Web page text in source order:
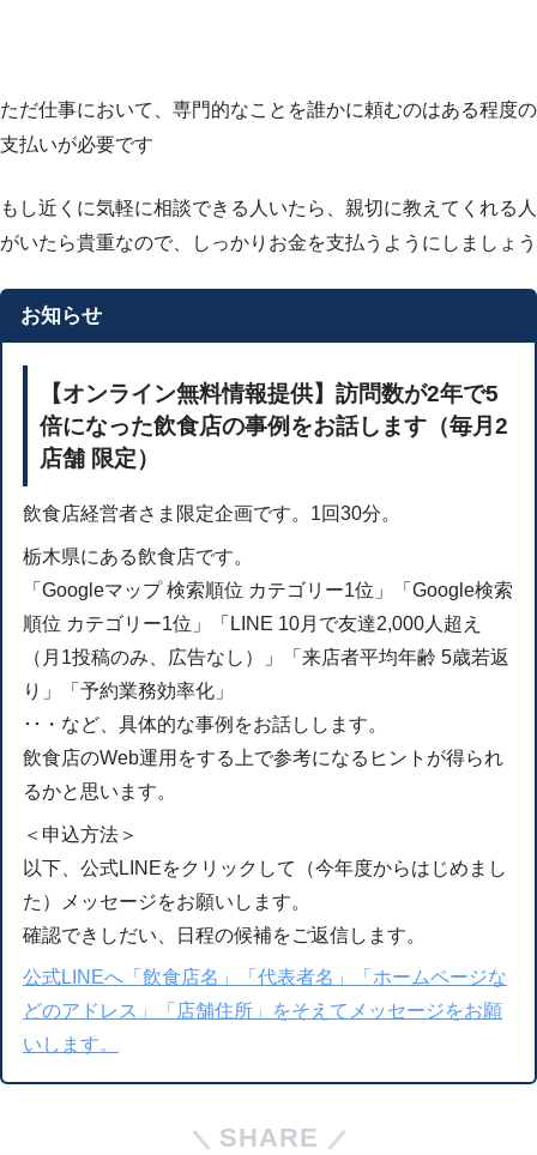
ただ仕事において、専門的なことを誰かに頼むのはある程度の
支払いが必要です
もし近くに気軽に相談できる人いたら、親切に教えてくれる人
がいたら貴重なので、しっかりお金を支払うようにしましょう
お知らせ
【オンライン無料情報提供】訪問数が2年で5
倍になった飲食店の事例をお話します（毎月2
店舗 限定）
飲食店経営者さま限定企画です。1回30分。
栃木県にある飲食店です。
「Googleマップ 検索順位 カテゴリー1位」「Google検索
順位 カテゴリー1位」「LINE 10月で友達2,000人超え
（月1投稿のみ、広告なし）」「来店者平均年齢 5歳若返
り」「予約業務効率化」
･･・など、具体的な事例をお話しします。
飲食店のWeb運用をする上で参考になるヒントが得られ
るかと思います。
＜申込方法＞
以下、公式LINEをクリックして（今年度からはじめまし
た）メッセージをお願いします。
確認できしだい、日程の候補をご返信します。
公式LINEへ「飲食店名」「代表者名」「ホームページな
どのアドレス」「店舗住所」をそえてメッセージをお願
いします。
SHARE